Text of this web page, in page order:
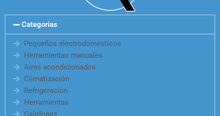
Categorías
Pequeños electrodomésticos
Herramientas manuales
Aires acondicionados
Climatización
Refrigeración
Herramientas
Calefones